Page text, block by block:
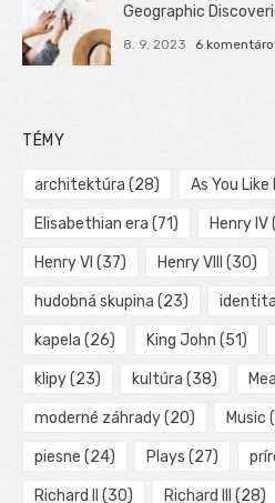
Geographic
8. 9. 2023 6
TÉMY
architektúra (28) As You Like
Elisabethian era (71) Henry IV
Henry VI (37) Henry VIII (30)
hudobná skupina (23) identita
kapela (26) King John (51)
klipy(23) kultúra (38)
moderné záhrady(20) Music
piesne (24) Plays (27)
Richard II (30) Richard III (28)